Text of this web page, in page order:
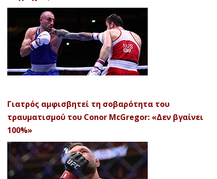
Γιατρός αμφισβητεί τη σοβαρότητα του
τραυματισμού του Conor McGregor: «Δεν βγαίνει
100%»